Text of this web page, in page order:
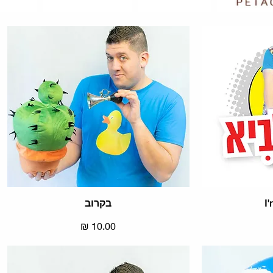
תצוגה מהירה
בקרוב
מחיר